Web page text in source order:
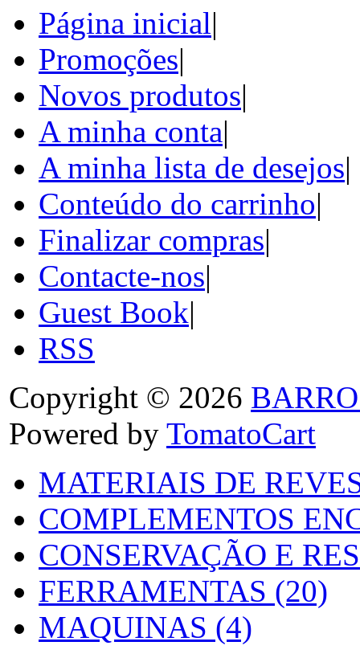
Página inicial|
Promoções|
Novos produtos|
A minha conta|
A minha lista de desejos|
Conteúdo do carrinho|
Finalizar compras|
Contacte-nos|
Guest Book|
RSS
Copyright © 2026
Powered by TomatoCart
MATERIAIS DE
COMPLEMENTOS
CONSERVAÇÃO E
FERRAMENTAS (20)
MAQUINAS (4)